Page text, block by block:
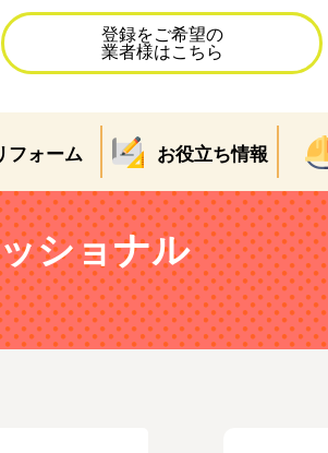
登録をご希望の
業者様はこちら
フォーム お役立ち情報
ショナル